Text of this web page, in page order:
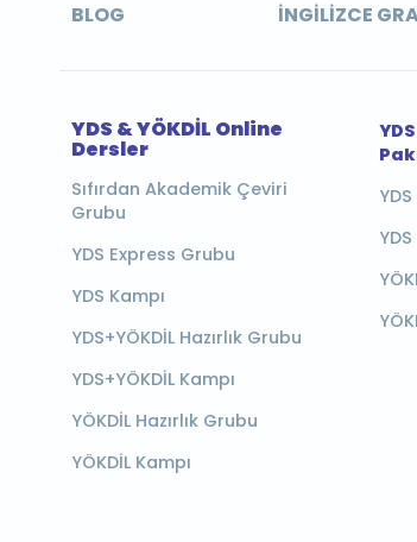
BLOG İNGILIZCE
YDS & YÖKDİL Online
Dersler
Sıfırdan Akademik Çeviri
Grubu
YDS Express Grubu
YDS Kampı
YDS+YÖKDİL Hazırlık Grubu
YDS+YÖKDİL Kampı
YÖKDİL Hazırlık Grubu
YÖKDİL Kampı